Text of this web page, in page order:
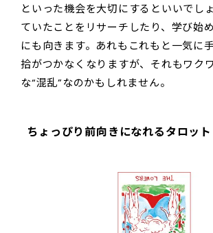
といった機会を大切にするといいでし
ていたことをリサーチしたり、学び始
にも向きます。あれもこれもと一気に
拾がつかなくなりますが、それもワク
な“混乱”なのかもしれません。
ちょっぴり前向きになれるタロッ